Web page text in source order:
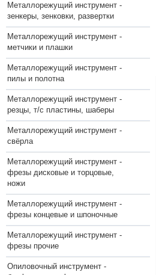
Металлорежущий инструмент -
зенкеры, зенковки, развертки
Металлорежущий инструмент -
метчики и плашки
Металлорежущий инструмент -
пилы и полотна
Металлорежущий инструмент -
резцы, т/с пластины, шаберы
Металлорежущий инструмент -
свёрла
Металлорежущий инструмент -
фрезы дисковые и торцовые,
ножи
Металлорежущий инструмент -
фрезы концевые и шпоночные
Металлорежущий инструмент -
фрезы прочие
Опиловочный инструмент -